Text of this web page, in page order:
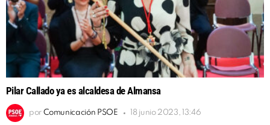
Pilar Callado ya es alcaldesa de Almansa
por Comunicación PSOE 18 junio 2023, 13:46